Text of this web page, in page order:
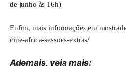
de junho às 16h)
Enfim, mais informações em
cine-africa-sessoes-extras/
Ademais, veja mais: